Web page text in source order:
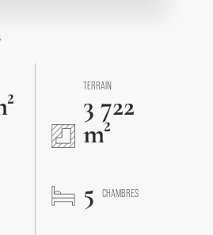
TERRAIN
3 722
m²
5 CHAMBRES